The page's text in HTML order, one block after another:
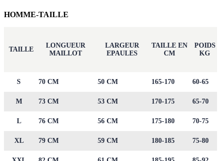
HOMME-TAILLE
TAILLE
LONGUEUR
MAILLOT
LARGEUR
EPAULES
TAILLE EN
CM
POIDS
KG
S 70 CM 50 CM 165-170 60-65
M 73 CM 53 CM 170-175 65-70
L 76 CM 56 CM 175-180 70-75
XL 79 CM 59 CM 180-185 75-80